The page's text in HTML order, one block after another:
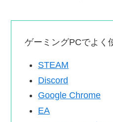
ゲーミングPCでよく
STEAM
Discord
Google Chrome
EA